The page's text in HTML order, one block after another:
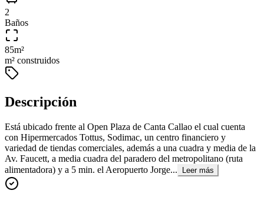
2
Baños
85m²
m² construidos
Descripción
Está ubicado frente al Open Plaza de Canta Callao el cual cuenta
con Hipermercados Tottus, Sodimac, un centro financiero y
variedad de tiendas comerciales, además a una cuadra y media de la
Av. Faucett, a media cuadra del paradero del metropolitano (ruta
alimentadora) y a 5 min. el Aeropuerto Jorge...
Leer más